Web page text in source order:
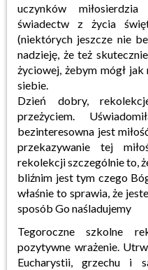
uczynków
świadectw z życia
(niektórych jeszcze nie
nadzieję, że też
życiowej, żebym mógł jak
siebie.
Dzień dobry,
przeżyciem.
bezinteresowna jest
przekazywanie tej
rekolekcji szczególnie to,
bliźnim jest tym czego
właśnie to sprawia, że
sposób Go naśladujemy
Tegoroczne szkolne
pozytywne wrażenie.
Eucharystii, grzechu i